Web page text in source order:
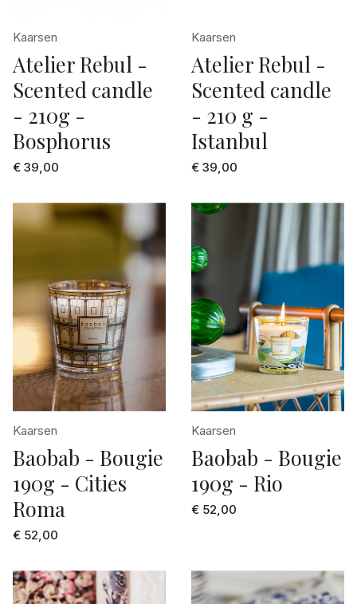
Kaarsen
Atelier Rebul -
Scented candle
- 210g -
Bosphorus
€ 39,00
Kaarsen
Atelier Rebul -
Scented candle
- 210 g -
Istanbul
€ 39,00
Kaarsen
Baobab - Bougie
190g - Cities
Roma
€ 52,00
Kaarsen
Baobab - Bougie
190g - Rio
€ 52,00